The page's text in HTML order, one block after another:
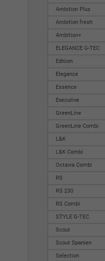
Ambition Plus
Ambition fresh
Ambition+
ELEGANCE G-TEC
Edition
Elegance
Essence
Executive
GreenLine
GreenLine Combi
L&K
L&K Combi
Octavia Combi
RS
RS 230
RS Combi
STYLE G-TEC
Scout
Scout Spanien
Selection